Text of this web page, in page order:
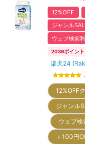
12%OFF
ジャンル
ウェブ検索
2039ポイント
楽天24
12%OFF
ジャンル
ウェブ
＋100円